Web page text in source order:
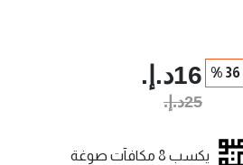
36 % 16د.إ.‏
25د.إ.‏
يكسب 8 مكافآت صوغة